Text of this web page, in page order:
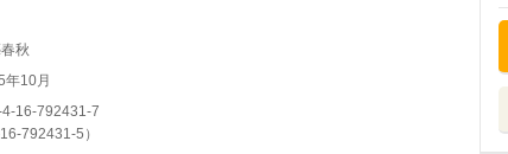
秋
年10月
16-792431-7
792431-5 ）